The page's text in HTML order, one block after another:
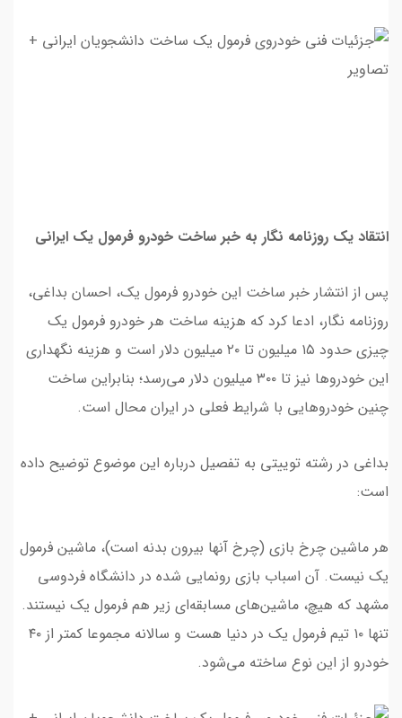
انتقاد یک روزنامه نگار به خبر ساخت خودرو فرمول یک ایرانی
پس از انتشار خبر ساخت این خودرو فرمول یک، احسان بداغی،
روزنامه نگار، ادعا کرد که هزینه ساخت هر خودرو فرمول یک
چیزی حدود ۱۵ میلیون تا ۲۰ میلیون دلار است و هزینه نگهداری
این خودروها نیز تا ۳۰۰ میلیون دلار می‌رسد؛ بنابراین ساخت
چنین خودروهایی با شرایط فعلی در ایران محال است.
بداغی در رشته توییتی به تفصیل درباره این موضوع توضیح داده
است:
هر ماشین چرخ بازی (چرخ آنها بیرون بدنه است)، ماشین فرمول
یک نیست. آن اسباب بازی رونمایی شده در دانشگاه فردوسی
مشهد که هیچ، ماشین‌های مسابقه‌ای زیر هم فرمول یک نیستند.
تنها ۱۰ تیم فرمول یک در دنیا هست و سالانه مجموعا کمتر از ۴۰
خودرو از این نوع ساخته می‌شود.